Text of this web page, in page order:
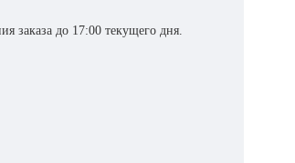
заказа до 17:00 текущего дня.